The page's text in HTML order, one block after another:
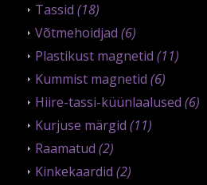
Tassid (18)
Võtmehoidjad (6)
Plastikust magnetid (11)
Kummist magnetid (6)
Hiire-tassi-küünlaalused (6)
Kurjuse märgid (11)
Raamatud (2)
Kinkekaardid (2)